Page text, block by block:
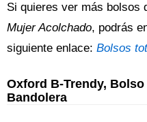
Si quieres ver más bolsos
Mujer Acolchado, podrás
siguiente enlace: Bolsos
Oxford B-Trendy,
Bandolera